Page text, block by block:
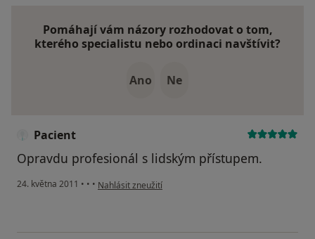
Pomáhají vám názory rozhodovat o tom,
kterého specialistu nebo ordinaci navštívit?
Ano Ne
Pacient
Opravdu profesionál s lidským přístupem.
24. května 2011 • • • podle názoru uživatele Pacient
Nahlásit zneužití